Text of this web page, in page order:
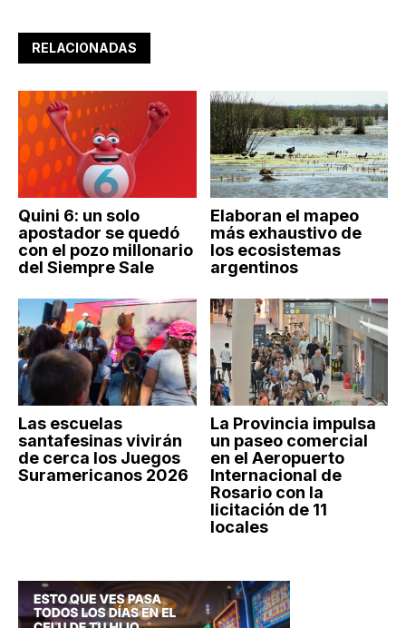
RELACIONADAS
Quini 6: un solo
apostador se quedó
con el pozo millonario
del Siempre Sale
Elaboran el mapeo
más exhaustivo de
los ecosistemas
argentinos
Las escuelas
santafesinas vivirán
de cerca los Juegos
Suramericanos 2026
La Provincia impulsa
un paseo comercial
en el Aeropuerto
Internacional de
Rosario con la
licitación de 11
locales